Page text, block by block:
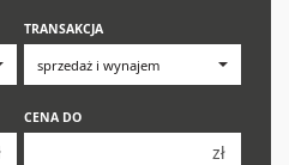
TRANSAKCJA
CENA DO
zł